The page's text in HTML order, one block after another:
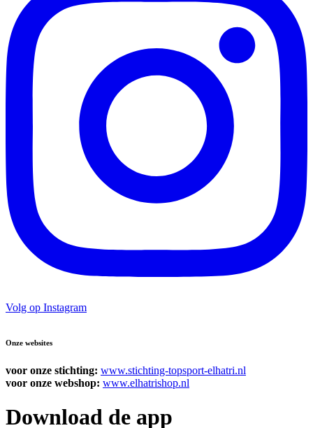
Volg op Instagram
Onze websites
voor onze stichting: www.stichting-topsport-elhatri.nl
voor onze webshop: www.elhatrishop.nl
Download de app